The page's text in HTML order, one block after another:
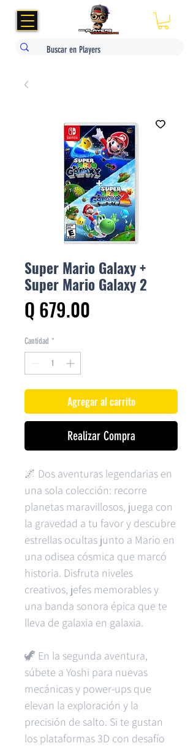
Super Mario Galaxy +
Super Mario Galaxy 2
Q 679.00
Cantidad *
Agregar al carrito
Realizar Compra
🌌 Dos aventuras legendarias en
una sola colección: recorre
planetas maravillosos, juega con
la gravedad a tu favor y descubre
estrellas ocultas junto a Mario en
una odisea cósmica que marcó
historia. Disfruta niveles
creativos, jefes memorables y
una banda sonora épica que te
lleva de galaxia en galaxia.
🦖 En la segunda aventura,
súbete a Yoshi para nuevas
mecánicas y power-ups que
elevan la exploración y la
precisión de salto. Si te gustan
los plataformas 3D con desafío